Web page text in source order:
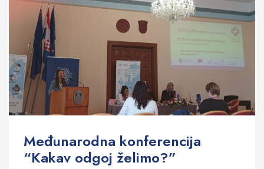
Međunarodna konferencija
“Kakav odgoj želimo?”